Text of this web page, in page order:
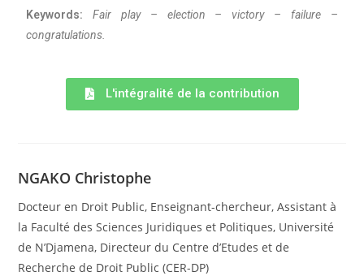
Keywords: Fair play – election – victory – failure –
congratulations.
L'intégralité de la contribution
NGAKO Christophe
Docteur en Droit Public, Enseignant-chercheur, Assistant à
la Faculté des Sciences Juridiques et Politiques, Université
de N’Djamena, Directeur du Centre d’Etudes et de
Recherche de Droit Public (CER-DP)